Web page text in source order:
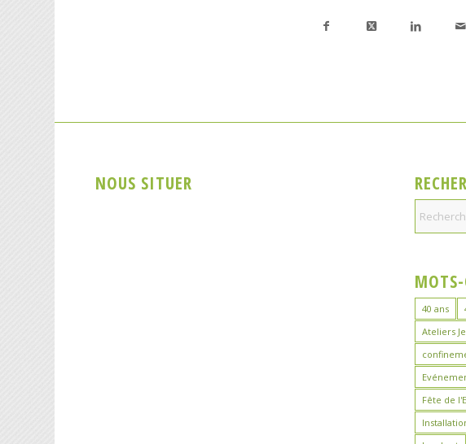
NOUS SITUER
MOTS-
40 ans
Ateliers
Fête de